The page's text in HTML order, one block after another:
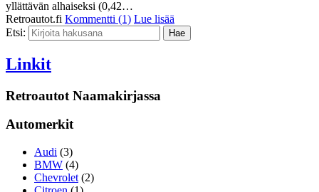
yllättävän alhaiseksi (0,42…
Retroautot.fi Kommentti (1) Lue lisää
Etsi:
Linkit
Retroautot Naamakirjassa
Automerkit
Audi (3)
BMW (4)
Chevrolet (2)